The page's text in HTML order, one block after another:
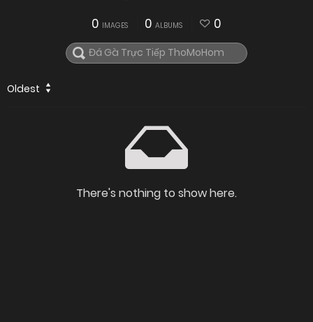
0 IMAGES 0 ALBUMS 0
Oldest
There's nothing to show here.